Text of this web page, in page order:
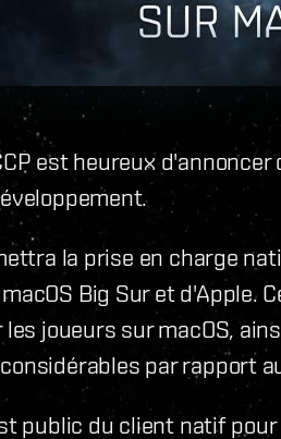
est heureux
la prise en charge
Big Sur et d'Apple.
joueurs sur macOS,
par rapport
public du client natif